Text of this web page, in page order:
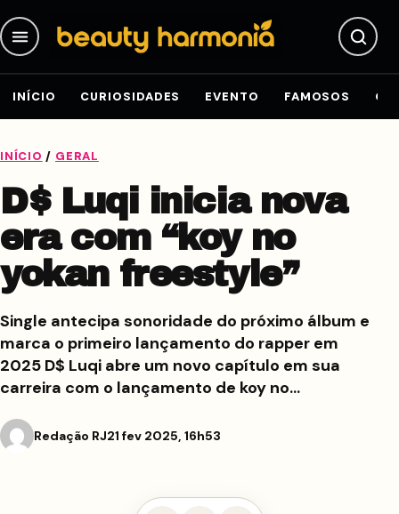
INÍCIO CURIOSIDADES EVENTO FAMOSOS
INÍCIO / GERAL
D$ Luqi inicia nova
era com “koy no
yokan freestyle”
Single antecipa sonoridade do próximo álbum e
marca o primeiro lançamento do rapper em
2025 D$ Luqi abre um novo capítulo em sua
carreira com o lançamento de koy no…
Redação RJ21 fev 2025, 16h53